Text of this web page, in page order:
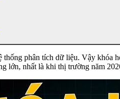
phân tích dữ liệu. Vậy khóa
lớn, nhất là khi thị trường năm